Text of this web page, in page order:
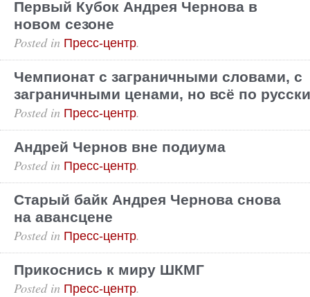
Первый Кубок Андрея Чернова в
новом сезоне
Posted in Пресс-центр.
Чемпионат с заграничными словами, с
заграничными ценами, но всё по
Posted in Пресс-центр.
Андрей Чернов вне подиума
Posted in Пресс-центр.
Старый байк Андрея Чернова снова
на авансцене
Posted in Пресс-центр.
Прикоснись к миру ШКМГ
Posted in Пресс-центр.